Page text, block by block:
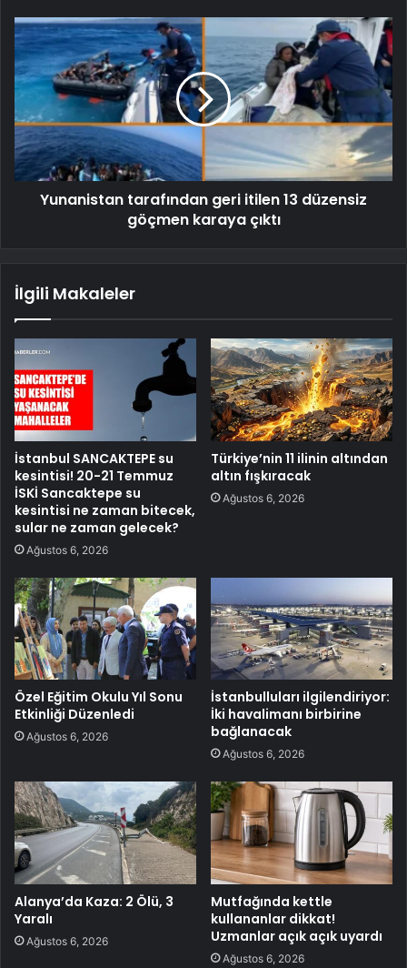
Yunanistan tarafından geri itilen 13 düzensiz
göçmen karaya çıktı
İlgili Makaleler
İstanbul SANCAKTEPE su
kesintisi! 20-21 Temmuz
İSKİ Sancaktepe su
kesintisi ne zaman bitecek,
sular ne zaman gelecek?
Ağustos 6, 2026
Türkiye’nin 11 ilinin altından
altın fışkıracak
Ağustos 6, 2026
Özel Eğitim Okulu Yıl Sonu
Etkinliği Düzenledi
Ağustos 6, 2026
İstanbulluları ilgilendiriyor:
İki havalimanı birbirine
bağlanacak
Ağustos 6, 2026
Alanya’da Kaza: 2 Ölü, 3
Yaralı
Ağustos 6, 2026
Mutfağında kettle
kullananlar dikkat!
Uzmanlar açık açık uyardı
Ağustos 6, 2026